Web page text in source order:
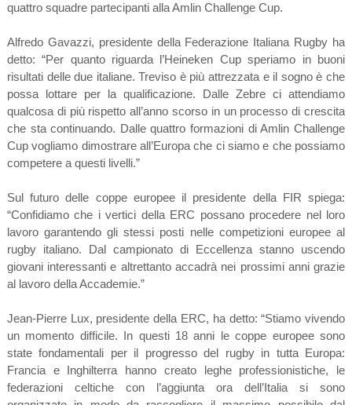
quattro squadre partecipanti alla Amlin Challenge Cup.
Alfredo Gavazzi, presidente della Federazione Italiana Rugby ha
detto: “Per quanto riguarda l’Heineken Cup speriamo in buoni
risultati delle due italiane. Treviso è più attrezzata e il sogno è che
possa lottare per la qualificazione. Dalle Zebre ci attendiamo
qualcosa di più rispetto all’anno scorso in un processo di crescita
che sta continuando. Dalle quattro formazioni di Amlin Challenge
Cup vogliamo dimostrare all’Europa che ci siamo e che possiamo
competere a questi livelli.”
Sul futuro delle coppe europee il presidente della FIR spiega:
“Confidiamo che i vertici della ERC possano procedere nel loro
lavoro garantendo gli stessi posti nelle competizioni europee al
rugby italiano. Dal campionato di Eccellenza stanno uscendo
giovani interessanti e altrettanto accadrà nei prossimi anni grazie
al lavoro della Accademie.”
Jean-Pierre Lux, presidente della ERC, ha detto: “Stiamo vivendo
un momento difficile. In questi 18 anni le coppe europee sono
state fondamentali per il progresso del rugby in tutta Europa:
Francia e Inghilterra hanno creato leghe professionistiche, le
federazioni celtiche con l’aggiunta ora dell’Italia si sono